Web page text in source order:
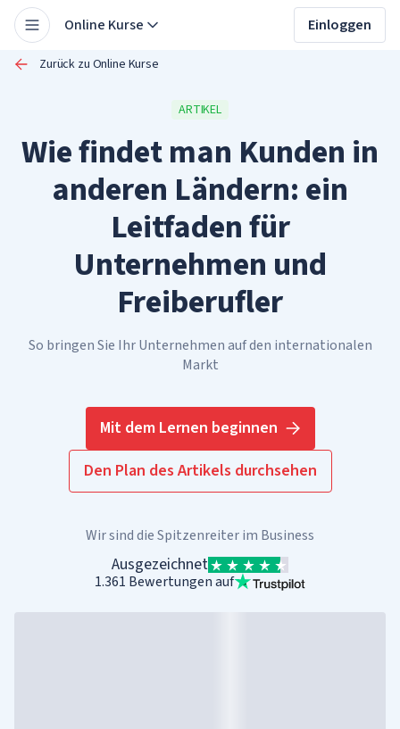
Online Kurse Einloggen
Zurück zu Online Kurse
ARTIKEL
Wie findet man Kunden in
anderen Ländern: ein
Leitfaden für
Unternehmen und
Freiberufler
So bringen Sie Ihr Unternehmen auf den internationalen
Markt
Mit dem Lernen beginnen
Den Plan des Artikels durchsehen
Wir sind die Spitzenreiter im Business
Ausgezeichnet
1.361 Bewertungen auf